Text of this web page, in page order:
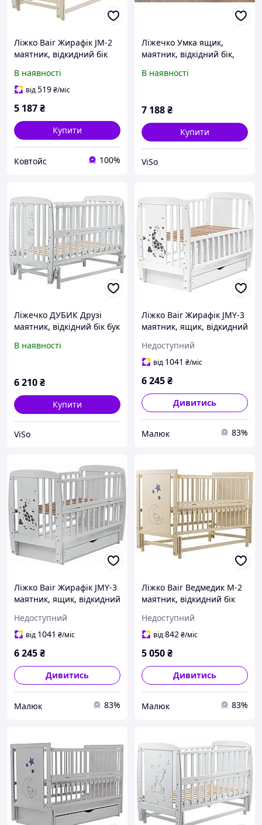
Ліжко Bair Жирафік JM-2
маятник, відкидний бік
В наявності
від519₴/міс
5 187₴
Купити
Ковтойс 100%
Ліжечко Умка ящик,
маятник, відкідний бік,
В наявності
7 188₴
Купити
ViSo
Ліжечко ДУБИК Друзі
маятник, відкідний бік бук
В наявності
6 210₴
Купити
ViSo
Ліжко Bair Жирафік JMY-3
маятник, ящик, відкидний
Недоступний
від 1041 ₴/міс
6 245₴
Дивитись
Малюк 83%
Ліжко Bair Жирафік JMY-3
маятник, ящик, відкидний
Недоступний
від 1041 ₴/міс
6 245₴
Дивитись
Малюк 83%
Ліжко Bair Ведмедик M-2
маятник, відкидний бік
Недоступний
від842₴/міс
5 050₴
Дивитись
Малюк 83%